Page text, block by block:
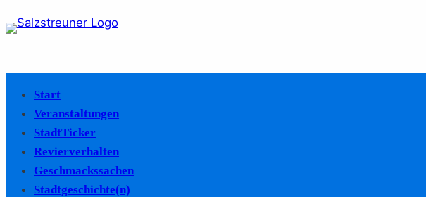
Start
Veranstaltungen
StadtTicker
Revierverhalten
Geschmackssachen
Stadtgeschichte(n)